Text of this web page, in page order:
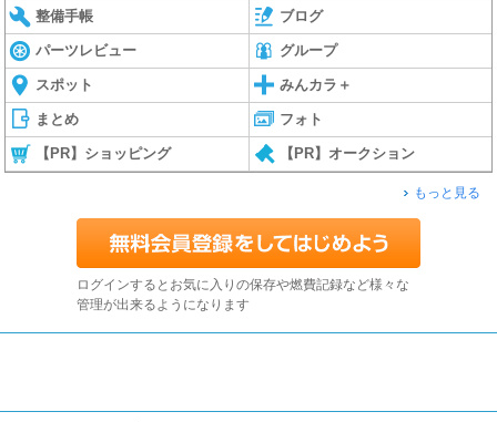
整備手帳 ブログ
パーツレビュー グループ
スポット みんカラ＋
まとめ フォト
【PR】ショッピング 【PR】オークション
もっと見る
ログインするとお気に入りの保存や燃費記録など様々な
管理が出来るようになります